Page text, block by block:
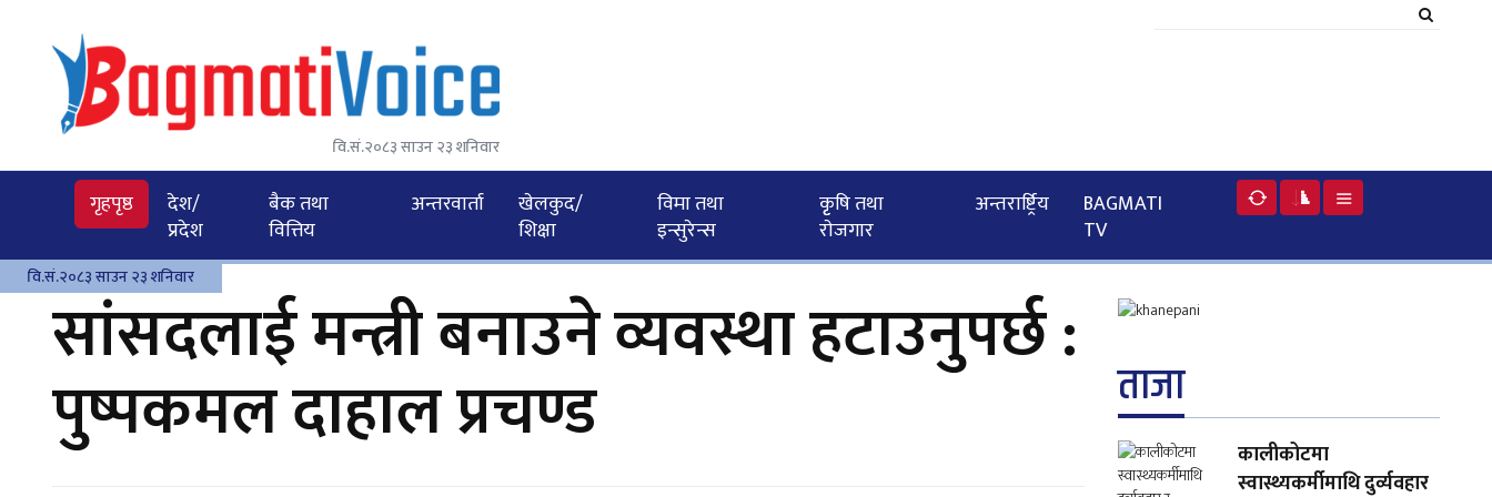
वि.सं.२०८३ साउन २३ शनिवार
गृहपृष्ठ
देश/
प्रदेश
बैक तथा
वित्तिय
अन्तरवार्ता
खेलकुद/
शिक्षा
विमा तथा
इन्सुरेन्स
कृृषि तथा
राेजगार
अन्तरार्ष्ट्रिय
BAGMATI
TV
वि.सं.२०८३ साउन २३ शनिवार
सांसदलाई मन्त्री बनाउने व्यवस्था हटाउनुपर्छ :
पुष्पकमल दाहाल प्रचण्ड ताजा
कालीकोटमा
स्वास्थ्यकर्मीमाथि दुर्व्यवहार